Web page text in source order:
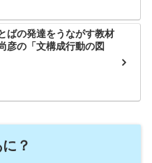
ばの発達をうながす教材
彦の「文構成行動の図
？